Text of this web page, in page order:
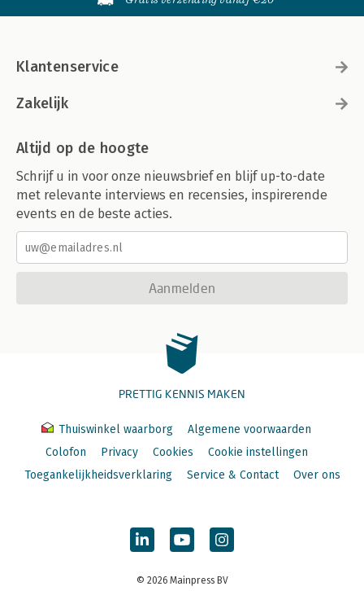
Klantenservice
Zakelijk
Altijd op de hoogte
Schrijf u in voor onze nieuwsbrief en blijf up-to-date
met relevante interviews en recensies, inspirerende
events en de beste acties.
Aanmelden
PRETTIG KENNIS MAKEN
Thuiswinkel waarborg
Algemene voorwaarden
Colofon
Privacy Cookies
Cookie instellingen
Toegankelijkheidsverklaring
Service & Contact Over ons
© 2026 Mainpress BV